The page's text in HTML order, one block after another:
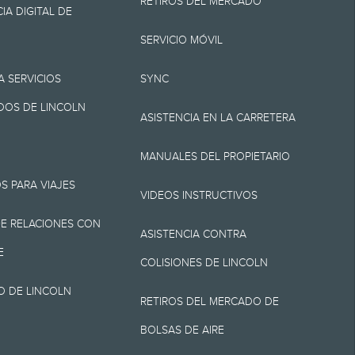
destino/entrega
cargos por
de
No incluye
cargos de
No todos los
para el
el ahorro de
DIGITAL DE
SERVICIOS
DE LINCOLN
PARA VIAJES
RELACIONES CON
DE LINCOLN
SERVICIO MÓVIL
SYNC
ASISTENCIA EN LA CARRETERA
MANUALES DEL PROPIETARIO
VIDEOS INSTRUCTIVOS
ASISTENCIA CONTRA
COLISIONES DE LINCOLN
RETIROS DEL MERCADO DE
BOLSAS DE AIRE